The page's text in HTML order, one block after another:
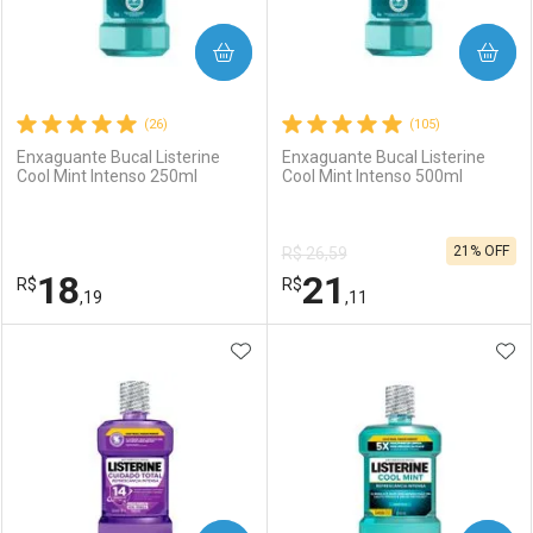
(26)
Enxaguante Bucal Listerine
Cool Mint Intenso 250ml
R$18,19
COMPRAR
Laboratório
Por Menos
(105)
Enxaguante Bucal Listerine
Cool Mint Intenso 500ml
R$ 26,59
R$21 ,11
21% OFF
COMPRAR
Laboratório
Por Menos
ADICIONAR AOS FAVORITOS